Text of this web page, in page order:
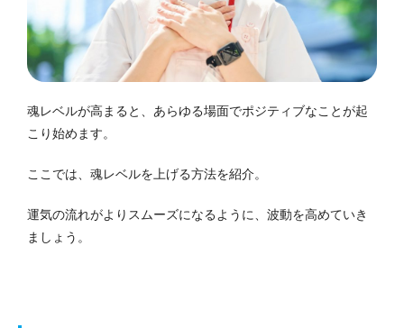
魂レベルが高まると、あらゆる場面でポジティブなことが起
こり始めます。
ここでは、魂レベルを上げる方法を紹介。
運気の流れがよりスムーズになるように、波動を高めていき
ましょう。